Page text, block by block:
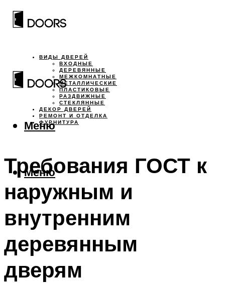
ВИДЫ ДВЕРЕЙ
ВХОДНЫЕ
ДЕРЕВЯННЫЕ
МЕЖКОМНАТНЫЕ
МЕТАЛЛИЧЕСКИЕ
ПЛАСТИКОВЫЕ
РАЗДВИЖНЫЕ
СТЕКЛЯННЫЕ
ДЕКОР ДВЕРЕЙ
РЕМОНТ И ОТДЕЛКА
ФУРНИТУРА
Меню
Меню
Требования ГОСТ к
наружным и
внутренним
деревянным
дверям